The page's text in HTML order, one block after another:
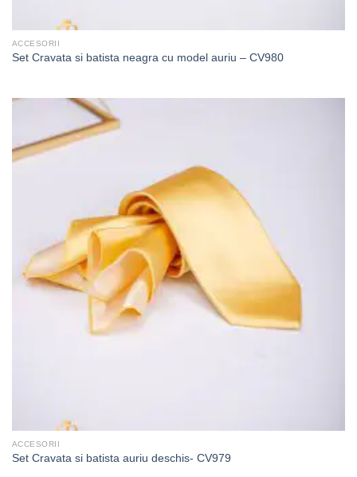
ACCESORII
Set Cravata si batista neagra cu model auriu – CV980
ACCESORII
Set Cravata si batista auriu deschis- CV979